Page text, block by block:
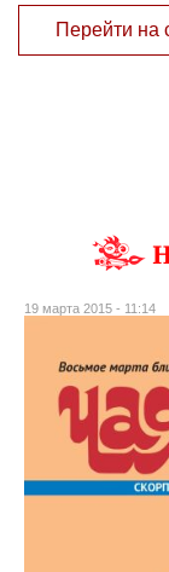
Перейти на
19 марта 2015 - 11:14